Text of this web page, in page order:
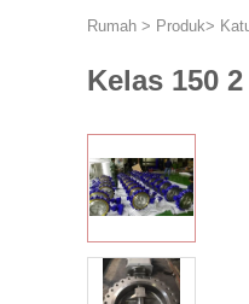
Rumah > Produk>
Kelas 150